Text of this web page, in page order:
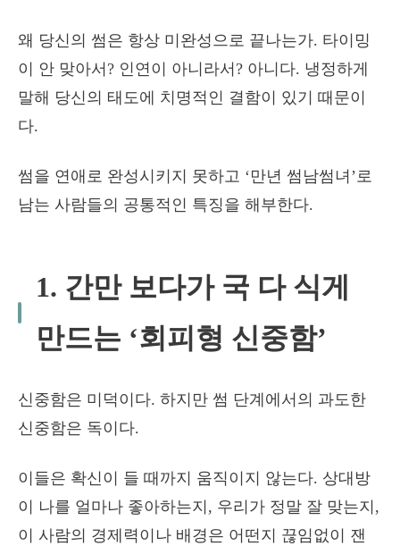
왜 당신의 썸은 항상 미완성으로 끝나는가. 타이밍
이 안 맞아서? 인연이 아니라서? 아니다. 냉정하게
말해 당신의 태도에 치명적인 결함이 있기 때문이
다.
썸을 연애로 완성시키지 못하고 ‘만년 썸남썸녀’로
남는 사람들의 공통적인 특징을 해부한다.
1. 간만 보다가 국 다 식게
만드는 ‘회피형 신중함’
신중함은 미덕이다. 하지만 썸 단계에서의 과도한
신중함은 독이다.
이들은 확신이 들 때까지 움직이지 않는다. 상대방
이 나를 얼마나 좋아하는지, 우리가 정말 잘 맞는지,
이 사람의 경제력이나 배경은 어떤지 끊임없이 잰